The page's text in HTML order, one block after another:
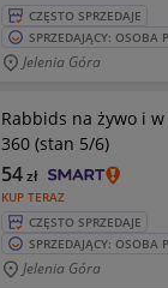
CZĘSTO SPRZEDAJE
SPRZEDAJĄCY: OSOBA
Jelenia Góra
Rabbids na żywo i
360 (stan 5/6)
KUP TERAZ
54zł
CZĘSTO SPRZEDAJE
SPRZEDAJĄCY: OSOBA
Jelenia Góra